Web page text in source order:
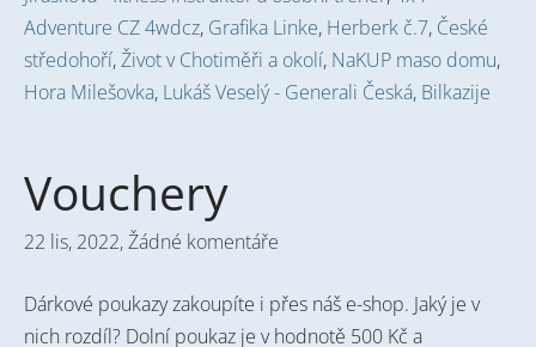
Adventure CZ 4wdcz, Grafika Linke, Herberk č.7, České
středohoří,Život v Chotiměři a okolí, NaKUP maso domu,
Hora Milešovka, Lukáš Veselý - Generali Česká, Bilkazije
Vouchery
22 lis, 2022,Žádné komentáře
Dárkové poukazy zakoupíte i přes náš e-shop. Jaký je v
nich rozdíl? Dolní poukaz je v hodnotě 500 Kč a